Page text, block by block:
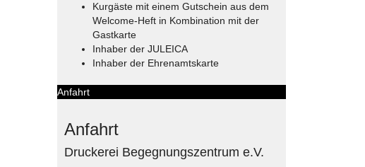
Kurgäste mit einem Gutschein aus dem
Welcome-Heft in Kombination mit der
Gastkarte
Inhaber der JULEICA
Inhaber der Ehrenamtskarte
Anfahrt
Anfahrt
Druckerei Begegnungszentrum e.V.